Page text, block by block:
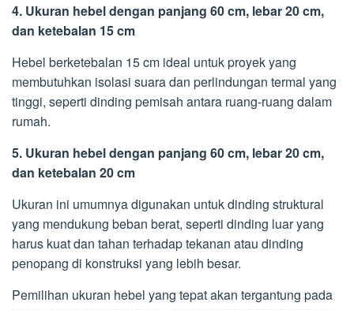
4. Ukuran hebel dengan panjang 60 cm, lebar 20 cm,
dan ketebalan 15 cm
Hebel berketebalan 15 cm ideal untuk proyek yang
membutuhkan isolasi suara dan perlindungan termal yang
tinggi, seperti dinding pemisah antara ruang-ruang dalam
rumah.
5. Ukuran hebel dengan panjang 60 cm, lebar 20 cm,
dan ketebalan 20 cm
Ukuran ini umumnya digunakan untuk dinding struktural
yang mendukung beban berat, seperti dinding luar yang
harus kuat dan tahan terhadap tekanan atau dinding
penopang di konstruksi yang lebih besar.
Pemilihan ukuran hebel yang tepat akan tergantung pada